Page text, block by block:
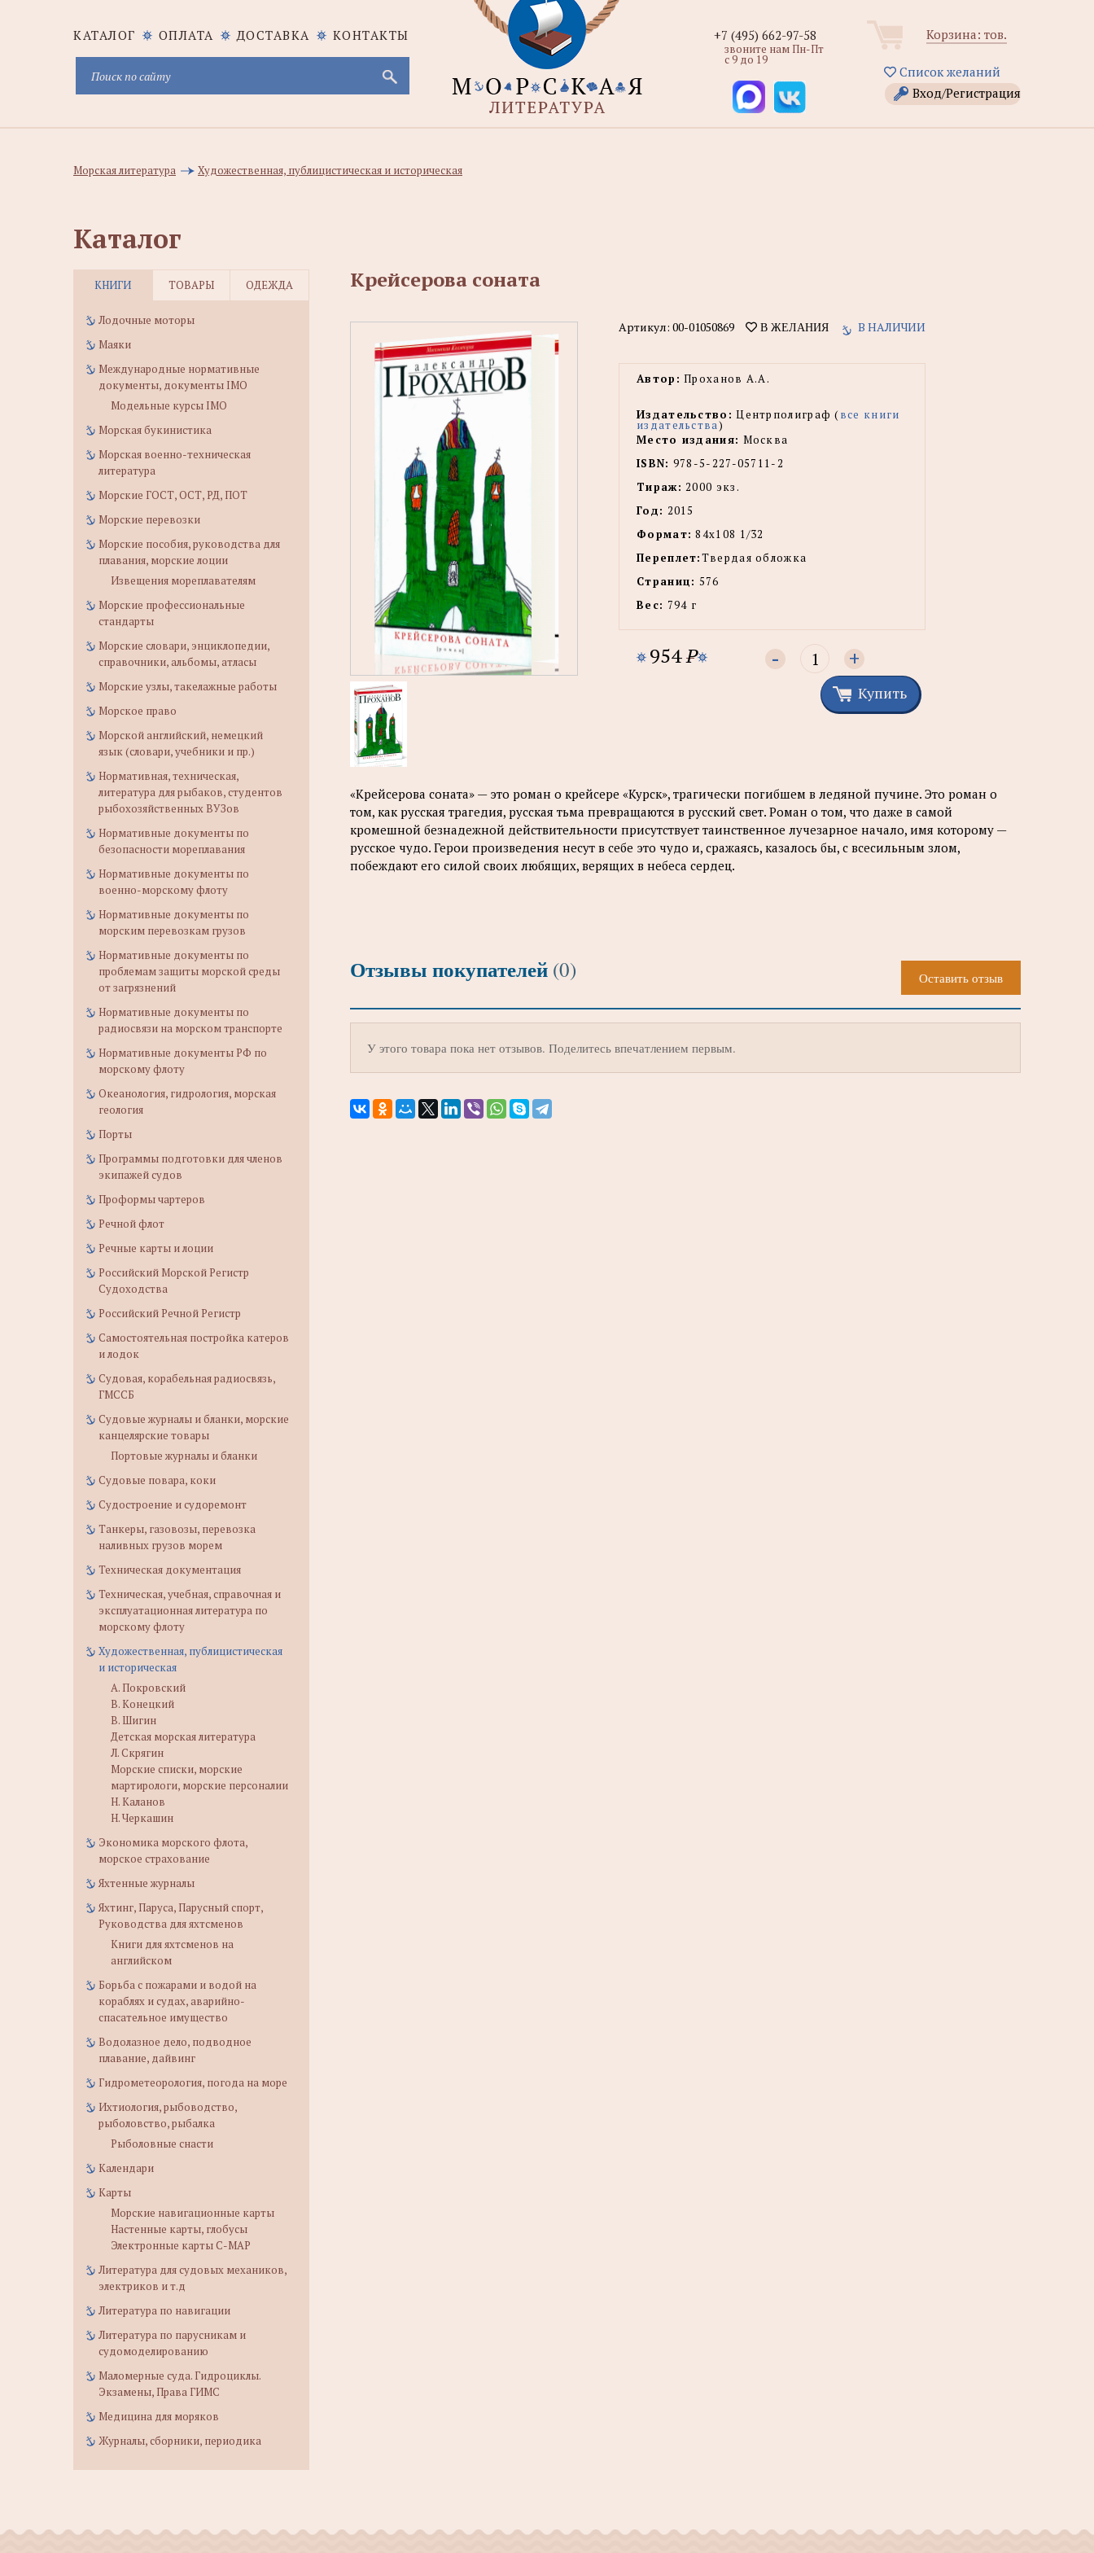
КАТАЛОГ ОПЛАТА ДОСТАВКА КОНТАКТЫ Корзина: тов.
Список желаний
Вход/Регистрация
+7 (495) 662-97-58
звоните нам Пн-Пт
с 9 до 19
Морская литература Художественная, публицистическая и историческая
Каталог
КНИГИ ТОВАРЫ ОДЕЖДА
Лодочные моторы
Маяки
Международные нормативные
документы, документы IMO
Модельные курсы IMO
Морская букинистика
Морская военно-техническая
литература
Морские ГОСТ, ОСТ, РД, ПОТ
Морские перевозки
Морские пособия, руководства для
плавания, морские лоции
Извещения мореплавателям
Морские профессиональные
стандарты
Морские словари, энциклопедии,
справочники, альбомы, атласы
Морские узлы, такелажные работы
Морское право
Морской английский, немецкий
язык (словари, учебники и пр.)
Нормативная, техническая,
литература для рыбаков, студентов
рыбохозяйственных ВУЗов
Нормативные документы по
безопасности мореплавания
Нормативные документы по
военно-морскому флоту
Нормативные документы по
морским перевозкам грузов
Нормативные документы по
проблемам защиты морской среды
от загрязнений
Нормативные документы по
радиосвязи на морском транспорте
Нормативные документы РФ по
морскому флоту
Океанология, гидрология, морская
геология
Порты
Программы подготовки для членов
экипажей судов
Проформы чартеров
Речной флот
Речные карты и лоции
Российский Морской Регистр
Судоходства
Российский Речной Регистр
Самостоятельная постройка катеров
и лодок
Судовая, корабельная радиосвязь,
ГМССБ
Судовые журналы и бланки, морские
канцелярские товары
Портовые журналы и бланки
Судовые повара, коки
Судостроение и судоремонт
Танкеры, газовозы, перевозка
наливных грузов морем
Техническая документация
Техническая, учебная, справочная и
эксплуатационная литература по
морскому флоту
Художественная, публицистическая
и историческая
А. Покровский
В. Конецкий
В. Шигин
Детская морская литература
Л. Скрягин
Морские списки, морские
мартирологи, морские персоналии
Н. Каланов
Н. Черкашин
Экономика морского флота,
морское страхование
Яхтенные журналы
Яхтинг, Паруса, Парусный спорт,
Руководства для яхтсменов
Книги для яхтсменов на
английском
Борьба с пожарами и водой на
кораблях и судах, аварийно-
спасательное имущество
Водолазное дело, подводное
плавание, дайвинг
Гидрометеорология, погода на море
Ихтиология, рыбоводство,
рыболовство, рыбалка
Рыболовные снасти
Календари
Карты
Морские навигационные карты
Настенные карты, глобусы
Электронные карты C-MAP
Литература для судовых механиков,
электриков и т.д
Литература по навигации
Литература по парусникам и
судомоделированию
Маломерные суда. Гидроциклы.
Экзамены, Права ГИМС
Медицина для моряков
Журналы, сборники, периодика
Крейсерова соната
Артикул: 00-01050869 В ЖЕЛАНИЯ В НАЛИЧИИ
Автор: Проханов А.А.
Издательство: Центрполиграф (все книги
издательства)
Место издания: Москва
ISBN: 978-5-227-05711-2
Тираж: 2000 экз.
Год: 2015
Формат: 84x108 1/32
Переплет:Твердая обложка
Страниц: 576
Вес: 794 г
954P - +
Купить
«Крейсерова соната» — это роман о крейсере «Курск», трагически погибшем в ледяной пучине. Это роман о
том, как русская трагедия, русская тьма превращаются в русский свет. Роман о том, что даже в самой
кромешной безнадежной действительности присутствует таинственное лучезарное начало, имя которому —
русское чудо. Герои произведения несут в себе это чудо и, сражаясь, казалось бы, с всесильным злом,
побеждают его силой своих любящих, верящих в небеса сердец.
Отзывы покупателей (0) Оставить отзыв
У этого товара пока нет отзывов. Поделитесь впечатлением первым.